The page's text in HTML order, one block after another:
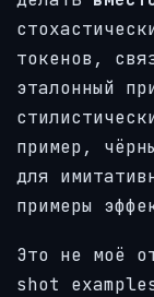
токенов,
эталонный
пример,
для
примеры
Это не моё
shot